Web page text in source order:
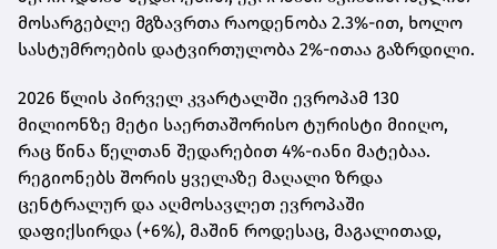
მოსარგებლე მგზავრთა რაოდენობა 2.3%-ით, ხოლო
სასტუმროების დატვირთულობა 2%-ითაა გაზრდილი.
2026 წლის პირველ კვარტალში ევროპამ 130
მილიონზე მეტი საერთაშორისო ტურისტი მიიღო,
რაც წინა წელთან შედარებით 4%-იანი მატებაა.
რეგიონებს შორის ყველაზე მაღალი ზრდა
ცენტრალურ და აღმოსავლეთ ევროპაში
დაფიქსირდა (+6%), მაშინ როდესაც, მაგალითად,